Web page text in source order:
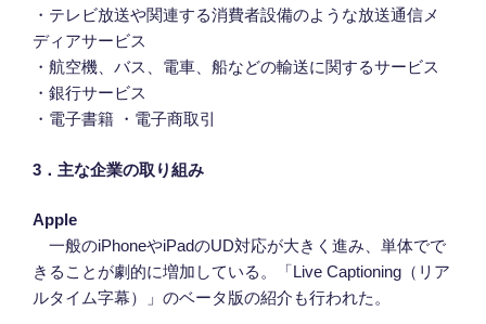
・テレビ放送や関連する消費者設備のような放送通信メ
ディアサービス
・航空機、バス、電車、船などの輸送に関するサービス
・銀行サービス
・電子書籍 ・電子商取引
3 ． 主な企業の取り組み
Apple
一般のiPhoneやiPadのUD対応が大きく進み、単体でで
きることが劇的に増加している。「Live Captioning（リア
ルタイム字幕）」のベータ版の紹介も行われた。